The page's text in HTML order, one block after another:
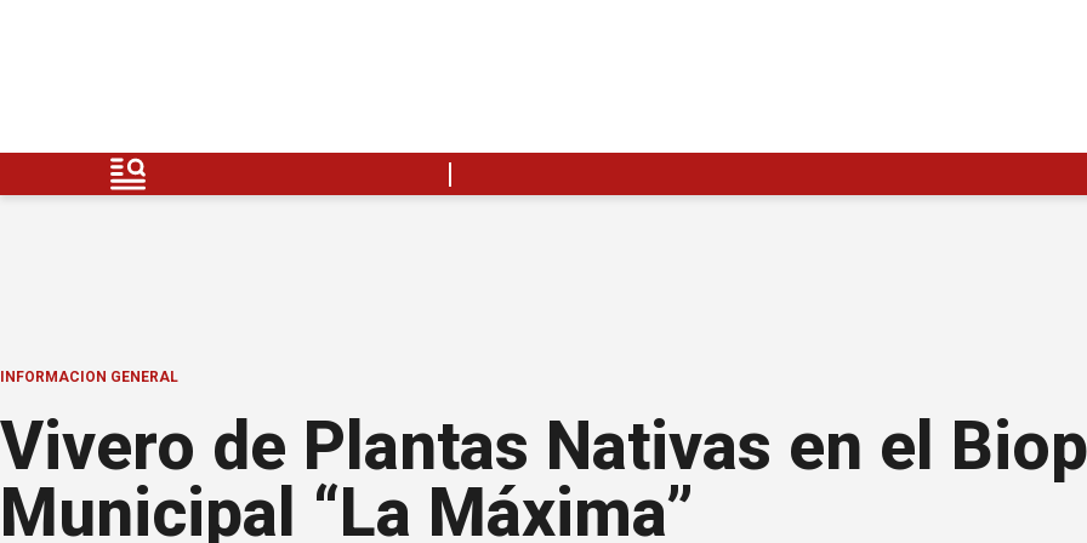
INFORMACION GENERAL
Vivero de Plantas Nativas en el
Municipal “La Máxima”